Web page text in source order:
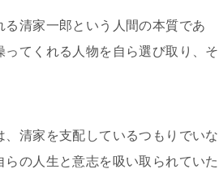
清家一郎という人間の本質であ
てくれる人物を自ら選び取り、そ
清家を支配しているつもりでいな
の人生と意志を吸い取られていた